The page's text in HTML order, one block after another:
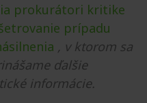
prokurátori kritike
prípadu
, v ktorom sa
ďalšie
informácie.